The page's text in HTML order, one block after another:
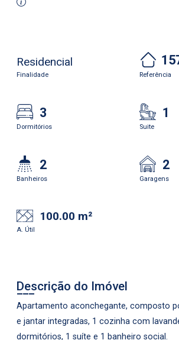
Residencial
Finalidade Referência
3
Dormitórios
1
Suite
2
Banheiros
2
Garagens
100.00 m²
A. Útil
Descrição do Imóvel
Apartamento aconchegante, composto
e jantar integradas, 1 cozinha com
dormitórios, 1 suíte e 1 banheiro social.